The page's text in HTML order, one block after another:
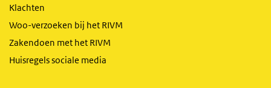
Klachten
Woo-verzoeken bij het RIVM
Zakendoen met het RIVM
Huisregels sociale media